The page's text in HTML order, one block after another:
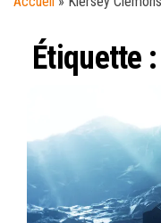
Étiquette :